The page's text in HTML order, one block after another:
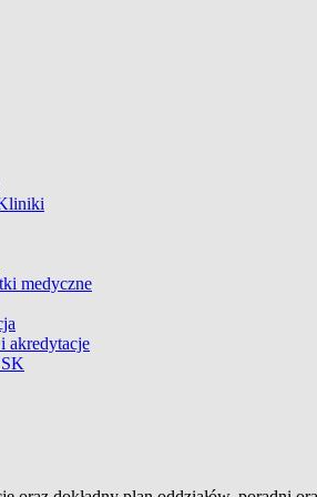
medyczne
akredytacje